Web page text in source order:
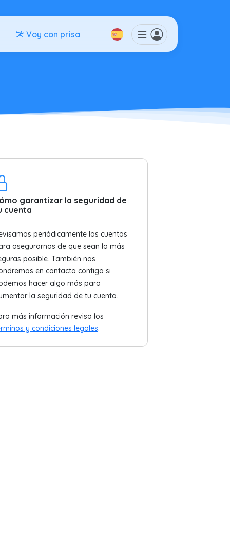
Voy con prisa
garantizar la seguridad de
cuenta
periódicamente las cuentas
asegurarnos de que sean lo más
posible. También nos
en contacto contigo si
hacer algo más para
la seguridad de tu cuenta.
más información revisa los
y condiciones legales.